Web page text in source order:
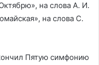
на слова А. И.
на слова С.
Пятую симфонию